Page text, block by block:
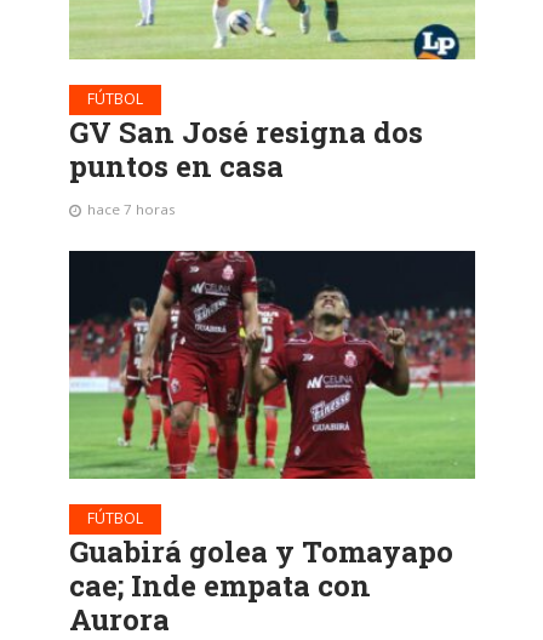
FÚTBOL
GV San José resigna dos
puntos en casa
hace 7 horas
FÚTBOL
Guabirá golea y Tomayapo
cae; Inde empata con
Aurora